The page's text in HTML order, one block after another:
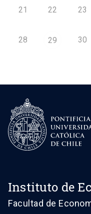
21 22 23
28 29 30
Instituto de
Facultad de